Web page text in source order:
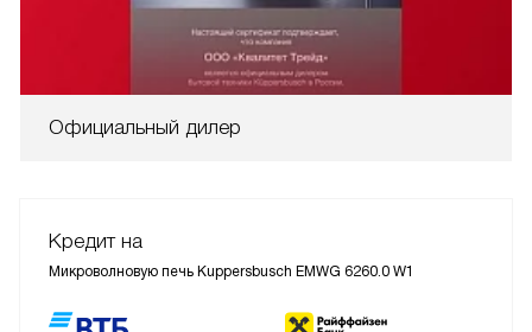
Официальный дилер
Кредит на
Микроволновую печь Kuppersbusch EMWG 6260.0 W1